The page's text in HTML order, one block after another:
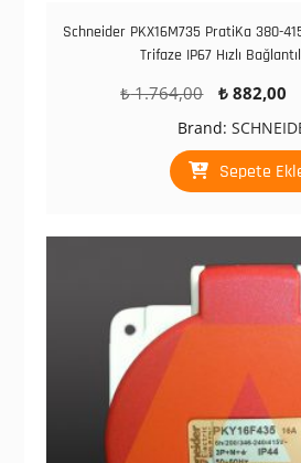
Schneider PKX16M735 PratiKa 380-
Trifaze IP67 Hızlı
₺1.764,00
Orijinal
₺ 1.764,00.
₺ 882,00
Brand:
Sepete